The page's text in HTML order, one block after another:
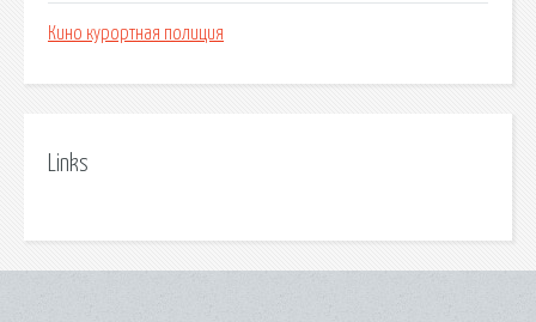
Кино курортная полиция
Links